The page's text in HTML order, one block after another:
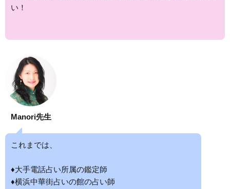
い！
Manori先生
これまでは、
♦大手電話占い所属の鑑定師
♦横浜中華街占いの館の占い師